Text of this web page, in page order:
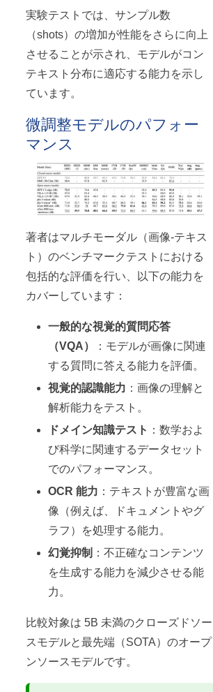
実験テストでは、サンプル数
（shots）の増加が性能をさらに向上
させることが示され、モデルがコン
テキスト分布に適応する能力を示し
ています。
微調整モデルのパフォー
マンス
著者はマルチモーダル（画像-テキス
ト）のベンチマークテストにおける
包括的な評価を行い、以下の能力を
カバーしています：
一般的な視覚的質問応答
（VQA）
：モデルが画像に関連
する質問に答える能力を評価。
視覚的認識能力 ：画像の理解と
解析能力をテスト。
ドメイン知識テスト ：数学およ
び科学に関連するデータセット
でのパフォーマンス。
OCR 能力 ：テキストが豊富な画
像（例えば、ドキュメントやグ
ラフ）を処理する能力。
幻覚抑制 ：不正確なコンテンツ
を生成する能力を減少させる能
力。
比較対象は 5B 未満のクローズドソー
スモデルと最先端（SOTA）のオープ
ンソースモデルです。